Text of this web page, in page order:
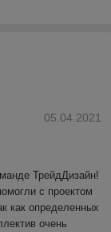
05.04.2021
ТрейдДизайн!
с проектом
как определенных
очень